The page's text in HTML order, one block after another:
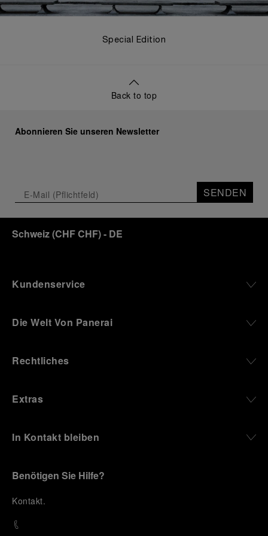
Special Edition
Back to top
Abonnieren Sie unseren Newsletter
SENDEN
Schweiz(CHF CHF)- DE
Kundenservice
Die Welt Von Panerai
Rechtliches
Extras
In Kontakt bleiben
Benötigen Sie Hilfe?
Kontakt.